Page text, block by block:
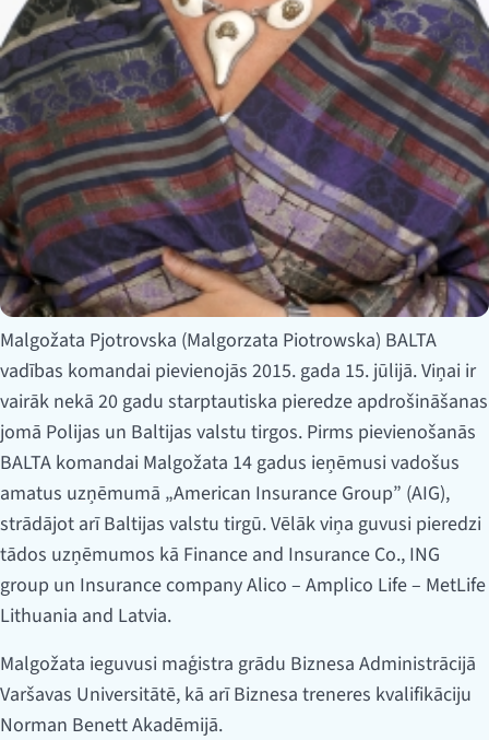
Malgožata Pjotrovska (Malgorzata Piotrowska) BALTA
vadības komandai pievienojās 2015. gada 15. jūlijā. Viņai ir
vairāk nekā 20 gadu starptautiska pieredze apdrošināšanas
jomā Polijas un Baltijas valstu tirgos. Pirms pievienošanās
BALTA komandai Malgožata 14 gadus ieņēmusi vadošus
amatus uzņēmumā „American Insurance Group” (AIG),
strādājot arī Baltijas valstu tirgū. Vēlāk viņa guvusi pieredzi
tādos uzņēmumos kā Finance and Insurance Co., ING
group un Insurance company Alico – Amplico Life – MetLife
Lithuania and Latvia.
Malgožata ieguvusi maģistra grādu Biznesa Administrācijā
Varšavas Universitātē, kā arī Biznesa treneres kvalifikāciju
Norman Benett Akadēmijā.